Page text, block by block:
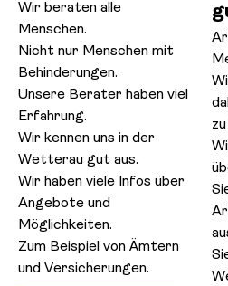
Wir beraten alle
Menschen.
Nicht nur Menschen mit
Behinderungen.
Unsere Berater haben viel
Erfahrung.
Wir kennen uns in der
Wetterau gut aus.
Wir haben viele Infos über
Angebote und
Möglichkeiten.
Zum Beispiel von Ämtern
und Versicherungen.